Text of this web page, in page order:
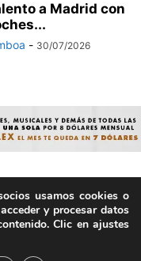
a Madrid con
- 30/07/2026
por humanos, no por
usamos cookies o
y procesar datos
Clic en ajustes